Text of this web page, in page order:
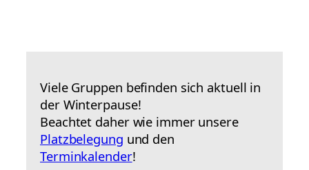
Viele Gruppen befinden sich aktuell in
der Winterpause!
Beachtet daher wie immer unsere
Platzbelegung und den
Terminkalender!